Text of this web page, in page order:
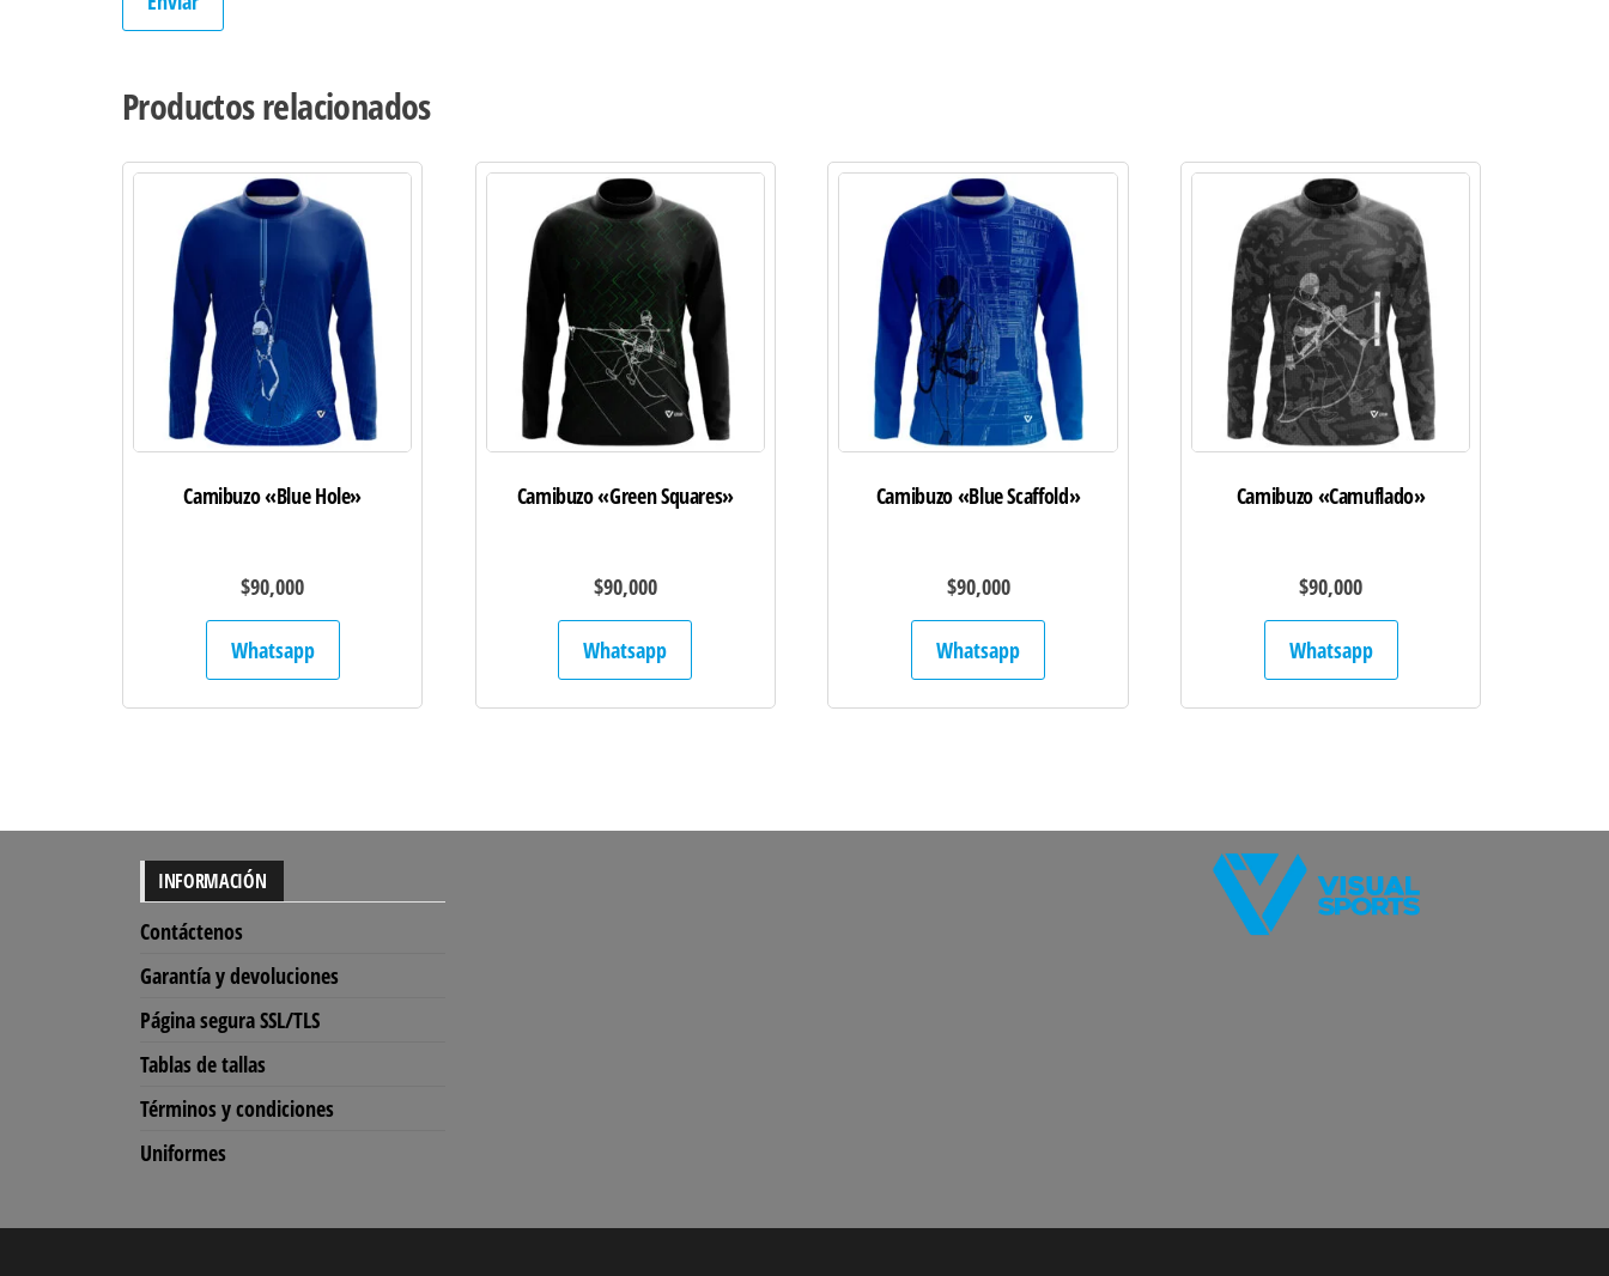
Productos relacionados
Camibuzo «Blue Hole»
$90,000
Whatsapp
Camibuzo «Green Squares»
$90,000
Whatsapp
Camibuzo «Blue Scaffold»
$90,000
Whatsapp
Camibuzo «Camuflado»
$90,000
Whatsapp
INFORMACIÓN
Contáctenos
Garantía y devoluciones
Página segura SSL/TLS
Tablas de tallas
Términos y condiciones
Uniformes